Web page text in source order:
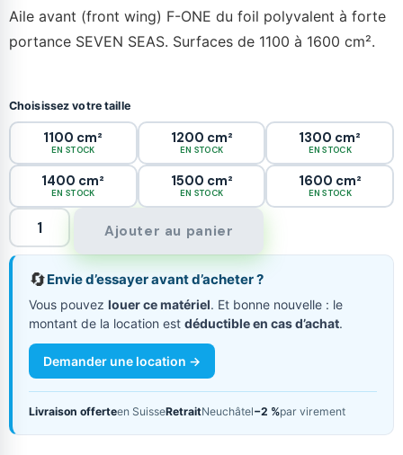
Aile avant (front wing) F-ONE du foil polyvalent à forte
portance SEVEN SEAS. Surfaces de 1100 à 1600 cm².
Choisissez votre taille
1100 cm²
EN STOCK
1200 cm²
EN STOCK
1300 cm²
EN STOCK
1400 cm²
EN STOCK
1500 cm²
EN STOCK
1600 cm²
EN STOCK
Ajouter au panier
🔄Envie d’essayer avant d’acheter ?
Vous pouvez louer ce matériel. Et bonne nouvelle : le
montant de la location est déductible en cas d’achat.
Demander une location →
Livraison offerteen SuisseRetraitNeuchâtel−2 %par virement